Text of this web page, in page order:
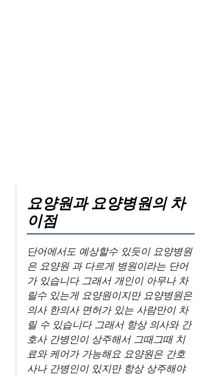
요양원과 요양병원의 차
이점
단어에서도 예상할수 있듯이 요양병원
은 요양원 과 다르게 병원이라는 단어
가 있습니다 그래서 개인이 아무나 차
릴수 있는게 요양원이지만 요양병원은
의사 한의사 면허가 있는 사람만이 차
릴 수 있습니다 그래서 항상 의사와 간
호사 간병인이 상주해서 그때그때 치
료와 케어가 가능해요 요양원은 간호
사나 간병인이 있지만 항상 상주해야